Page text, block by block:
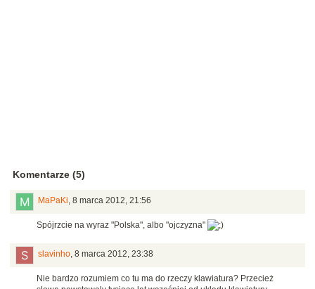
Komentarze (5)
MaPaKi, 8 marca 2012, 21:56
Spójrzcie na wyraz "Polska", albo "ojczyzna"
slavinho, 8 marca 2012, 23:38
Nie bardzo rozumiem co tu ma do rzeczy klawiatura? Przecież